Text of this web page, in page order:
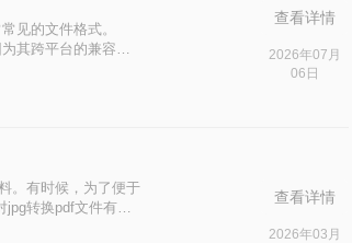
见的文件格式。
其跨平台的兼容性
常用的Word转PDF
查看详情
2026年07月
06日
。有时候，为了便于
jpg转换pdf文件有多
查看详情
2026年03月